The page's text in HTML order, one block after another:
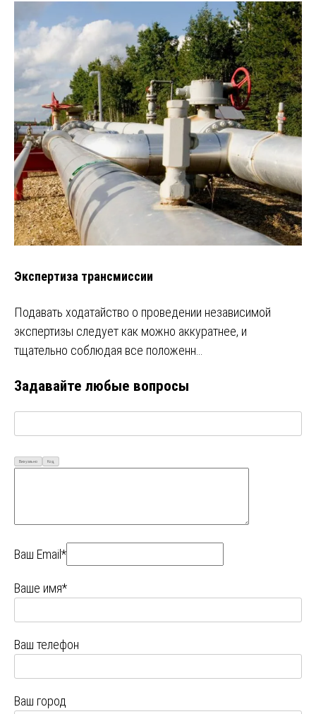
Экспертиза трансмиссии
Подавать ходатайство о проведении независимой
экспертизы следует как можно аккуратнее, и
тщательно соблюдая все положенн…
Задавайте любые вопросы
Визуально Код
Ваш Email*
Ваше имя*
Ваш телефон
Ваш город